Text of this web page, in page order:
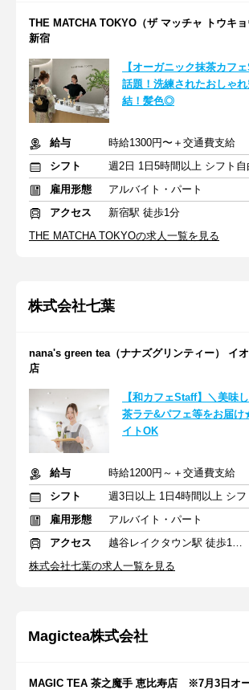
THE MATCHA TOKYO（ザ マッチャ トウキ
新宿
【オーガニック抹茶カフ
話題！洗練されたおしゃ
結！髪色◎
給与
時給1300円〜＋交通費支給
シフト
週2日 1日5時間以上 シフト
雇用形態
アルバイト・パート
アクセス
新宿駅 徒歩1分
THE MATCHA TOKYOの求人一覧を見る
株式会社七葉
nana's green tea（ナナズグリンティー） イ
店
【和カフェStaff】＼美味
茶ラテ&パフェ等をお届
イトOK
給与
時給1200円～＋交通費支給
シフト
雇用形態
アルバイト・パート
アクセス
越谷レイクタウン駅 徒歩10分
株式会社七葉の求人一覧を見る
Magictea株式会社
MAGIC TEA 茶之魔手 恵比寿店 ※7月3日オ